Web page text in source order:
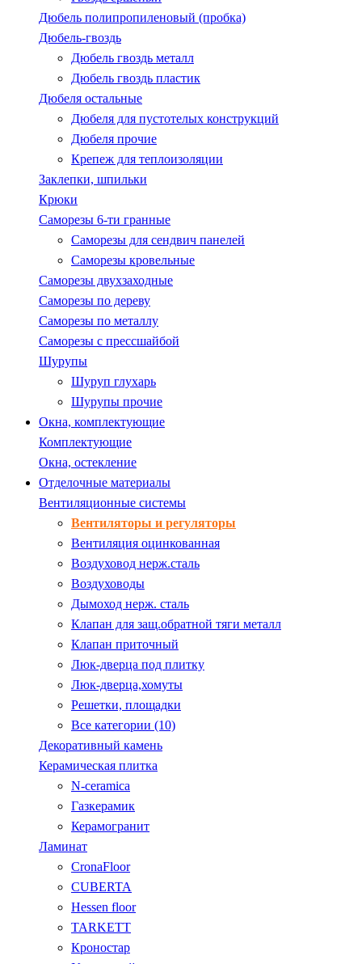
Дюбель полипропиленовый (пробка)
Дюбель-гвоздь
Дюбель гвоздь металл
Дюбель гвоздь пластик
Дюбеля остальные
Дюбеля для пустотелых конструкций
Дюбеля прочие
Крепеж для теплоизоляции
Заклепки, шпильки
Крюки
Саморезы 6-ти гранные
Саморезы для сендвич панелей
Саморезы кровельные
Саморезы двухзаходные
Саморезы по дереву
Саморезы по металлу
Саморезы с пресcшайбой
Шурупы
Шуруп глухарь
Шурупы прочие
Окна, комплектующие
Комплектующие
Окна, остекление
Отделочные материалы
Вентиляционные системы
Вентиляторы и регуляторы
Вентиляция оцинкованная
Воздуховод нерж.сталь
Воздуховоды
Дымоход нерж. сталь
Клапан для защ.обратной тяги металл
Клапан приточный
Люк-дверца под плитку
Люк-дверца,хомуты
Решетки, площадки
Все категории (10)
Декоративный камень
Керамическая плитка
N-ceramica
Газкерамик
Керамогранит
Ламинат
CronaFloor
CUBERTA
Hessen floor
TARKETT
Кроностар